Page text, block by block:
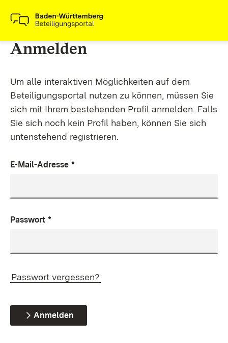
Anmelden
Um alle interaktiven Möglichkeiten auf dem
Beteiligungsportal nutzen zu können, müssen Sie
sich mit Ihrem bestehenden Profil anmelden. Falls
Sie sich noch kein Profil haben, können Sie sich
untenstehend registrieren.
E-Mail-Adresse *
Passwort *
Passwort vergessen?
Anmelden